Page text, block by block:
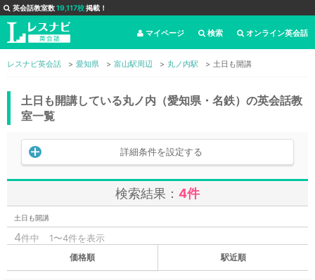
英会話教室数19,117校掲載！
オンライン英会話
検索
マイページ
レスナビ英会話 愛知県 富山駅周辺 丸ノ内駅 土日も開講
土日も開講している丸ノ内（愛知県・名鉄）の英会話教
室一覧
詳細条件を設定する
検索結果： 4件
土日も開講
4件中 1〜4件を表示
価格順 駅近順